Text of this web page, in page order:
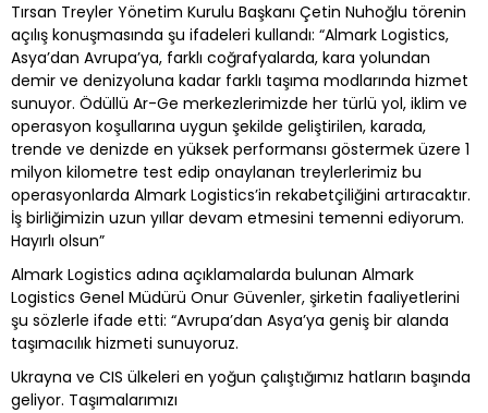
Tırsan Treyler Yönetim Kurulu Başkanı Çetin Nuhoğlu törenin
açılış konuşmasında şu ifadeleri kullandı: “Almark Logistics,
Asya’dan Avrupa’ya, farklı coğrafyalarda, kara yolundan
demir ve denizyoluna kadar farklı taşıma modlarında hizmet
sunuyor. Ödüllü Ar-Ge merkezlerimizde her türlü yol, iklim ve
operasyon koşullarına uygun şekilde geliştirilen, karada,
trende ve denizde en yüksek performansı göstermek üzere 1
milyon kilometre test edip onaylanan treylerlerimiz bu
operasyonlarda Almark Logistics’in rekabetçiliğini artıracaktır.
İş birliğimizin uzun yıllar devam etmesini temenni ediyorum.
Hayırlı olsun”
Almark Logistics adına açıklamalarda bulunan Almark
Logistics Genel Müdürü Onur Güvenler, şirketin faaliyetlerini
şu sözlerle ifade etti: “Avrupa’dan Asya’ya geniş bir alanda
taşımacılık hizmeti sunuyoruz.
Ukrayna ve CIS ülkeleri en yoğun çalıştığımız hatların başında
geliyor. Taşımalarımızı